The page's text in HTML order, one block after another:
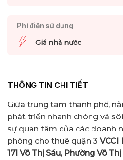
Phí điện sử dụng
Giá nhà nước
THÔNG TIN CHI TIẾT
Giữa trung tâm thành phố,
phát triển nhanh chóng và
sự quan tâm của các doanh
phòng cho thuê quận 3 VCCI
171 Võ Thị Sáu, Phường Võ